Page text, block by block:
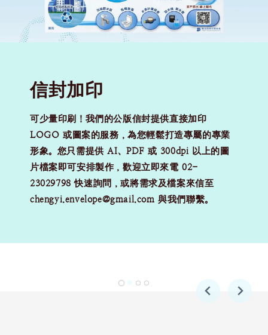
信封加印
可少量印刷！我們的公版信封提供直接加印
LOGO 或圖案的服務，為您輕鬆打造專屬的專業
形象。您只需提供 AI、PDF 或 300dpi 以上的圖
片檔案即可安排製作，歡迎立即來電 02-
新品手提袋加印
低門檻的公版紙袋加印服務，一箱即可起印（限單
一圖案），適合初創品牌、個人工作室與短期活
動。訂購請提供 AI、PDF 或 300dpi 以上的設計
檔案；製程採單面單色或彩色數位印刷（紙袋側
邊、背面、白色、金屬色及指定 PANTONE 色恕
23029798 或將檔案與需求寄至